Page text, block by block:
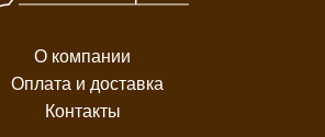
О компании
Оплата и доставка
Контакты